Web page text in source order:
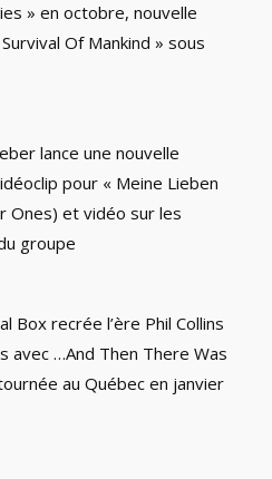
» en octobre, nouvelle
Of Mankind » sous
lance une nouvelle
pour « Meine Lieben
Ones) et vidéo sur les
groupe
Box recrée l’ère Phil Collins
avec …And Then There Was
au Québec en janvier